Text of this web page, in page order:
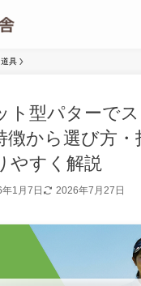
具
ト型パターで
徴から選び方
やすく解説
1月7日 2026年7月27日